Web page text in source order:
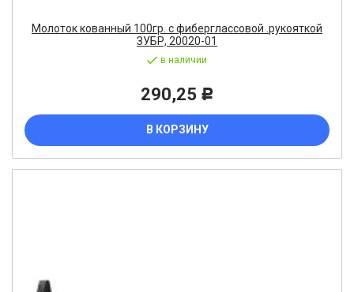
Молоток кованный 100гр. с фиберглассовой .рукояткой
ЗУБР, 20020-01
в наличии
290,25 Р
В КОРЗИНУ